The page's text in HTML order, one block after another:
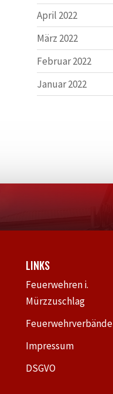
April 2022
März 2022
Februar 2022
Januar 2022
LINKS
Feuerwehren i.
Mürzzuschlag
Feuerwehrverbände
Impressum
DSGVO